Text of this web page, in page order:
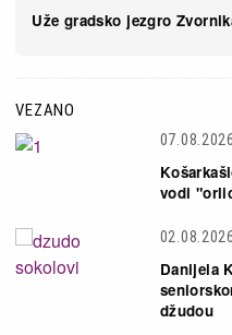
Uže gradsko jezgro
VEZANO
07.08.2026
vodi
02.08.2026
Danijela
džudou